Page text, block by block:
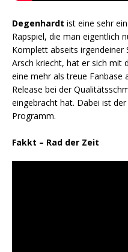
Degenhardt ist eine sehr
Rapspiel, die man eigentlich
Komplett abseits irgendeiner
Arsch kriecht, hat er sich mit
eine mehr als treue Fanbase
Release bei der
eingebracht hat. Dabei ist der
Programm.
Fakkt – Rad der Zeit